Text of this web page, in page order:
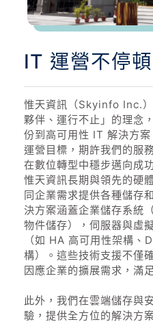
IT 運營不停頓
惟天資訊（Skyinfo Inc.
夥伴、運行不止」的理念
份到高可用性 IT 解決方
運營目標，期許我們的服
在數位轉型中穩步邁向成
惟天資訊長期與領先的硬
同企業需求提供各種儲存
決方案涵蓋企業儲存系統
物件儲存），伺服器與虛
（如 HA 高可用性架構、
構）。這些技術支援不僅
因應企業的擴展需求，滿
此外，我們在雲端儲存與
驗，提供全方位的解決方